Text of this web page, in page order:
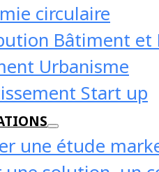
circulaire
Bâtiment et
Urbanisme
Start up
une étude